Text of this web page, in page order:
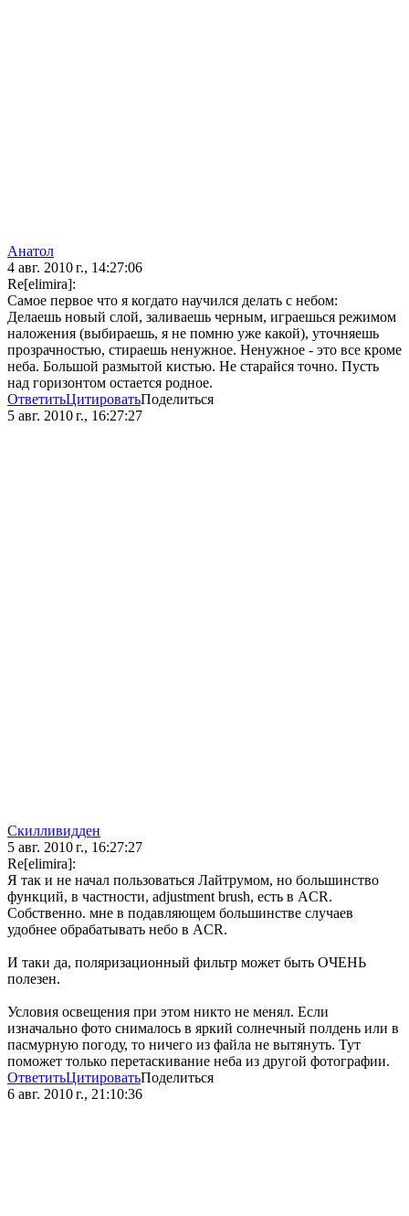
Анатол
4 авг. 2010 г., 14:27:06
Re[elimira]:
Самое первое что я когдато научился делать с небом:
Делаешь новый слой, заливаешь черным, играешься режимом
наложения (выбираешь, я не помню уже какой), уточняешь
прозрачностью, стираешь ненужное. Ненужное - это все кроме
неба. Большой размытой кистью. Не старайся точно. Пусть
над горизонтом остается родное.
ОтветитьЦитироватьПоделиться
5 авг. 2010 г., 16:27:27
Скилливидден
5 авг. 2010 г., 16:27:27
Re[elimira]:
Я так и не начал пользоваться Лайтрумом, но большинство
функций, в частности, adjustment brush, есть в ACR.
Собственно. мне в подавляющем большинстве случаев
удобнее обрабатывать небо в ACR.
И таки да, поляризационный фильтр может быть ОЧЕНЬ
полезен.
Условия освещения при этом никто не менял. Если
изначально фото снималось в яркий солнечный полдень или в
пасмурную погоду, то ничего из файла не вытянуть. Тут
поможет только перетаскивание неба из другой фотографии.
ОтветитьЦитироватьПоделиться
6 авг. 2010 г., 21:10:36